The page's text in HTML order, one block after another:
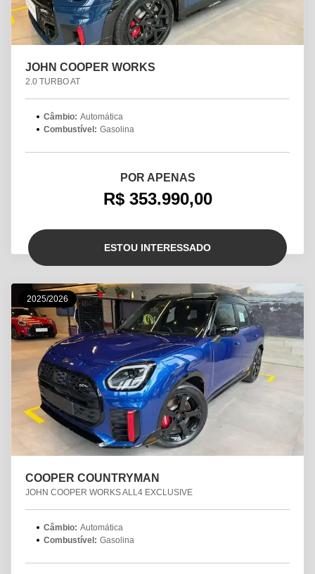
JOHN COOPER WORKS
2.0 TURBO AT
Câmbio: Automática
Combustível: Gasolina
POR APENAS
R$ 353.990,00
ESTOU INTERESSADO
2025/2026
COOPER COUNTRYMAN
JOHN COOPER WORKS ALL4 EXCLUSIVE
Câmbio: Automática
Combustível: Gasolina